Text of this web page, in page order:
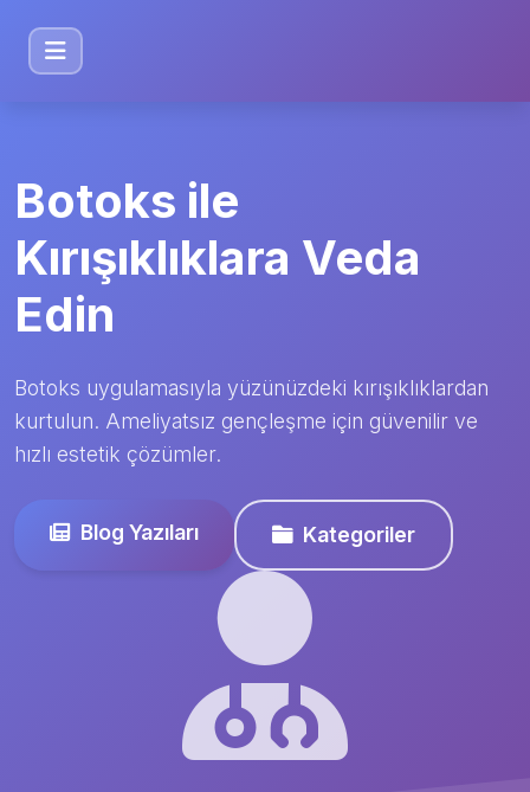
Botoks ile
Kırışıklıklara Veda
Edin
Botoks uygulamasıyla yüzünüzdeki kırışıklıklardan
kurtulun. Ameliyatsız gençleşme için güvenilir ve
hızlı estetik çözümler.
Blog Yazıları Kategoriler